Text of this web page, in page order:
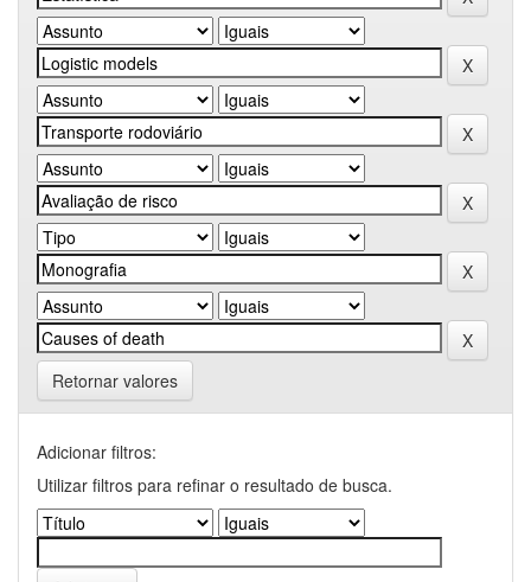
Retornar valores
Adicionar filtros:
Utilizar filtros para refinar o resultado de busca.